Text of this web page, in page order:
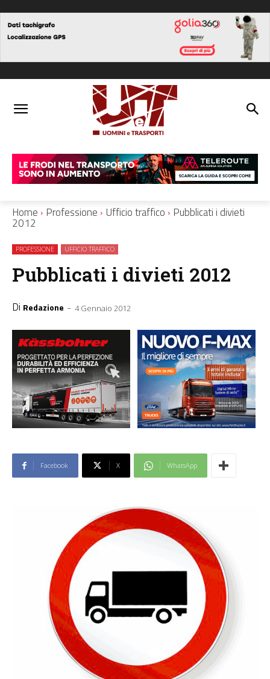
Home Professione Ufficio traffico Pubblicati i divieti
2012
PROFESSIONE UFFICIO TRAFFICO
Pubblicati i divieti 2012
Di Redazione - 4 Gennaio 2012
Facebook X WhatsApp